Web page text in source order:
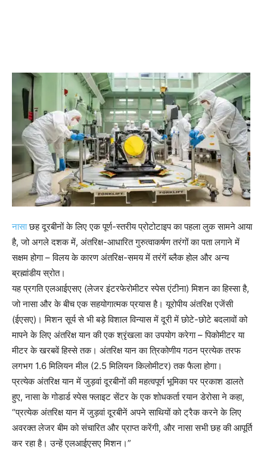
नासाछह दूरबीनों के लिए एक पूर्ण-स्तरीय प्रोटोटाइप का पहला लुक सामने आया
है, जो अगले दशक में, अंतरिक्ष-आधारित गुरुत्वाकर्षण तरंगों का पता लगाने में
सक्षम होगा – विलय के कारण अंतरिक्ष-समय में तरंगें ब्लैक होल और अन्य
ब्रह्मांडीय स्रोत।
यह प्रगति एलआईएसए (लेजर इंटरफेरोमीटर स्पेस एंटीना) मिशन का हिस्सा है,
जो नासा और के बीच एक सहयोगात्मक प्रयास है। यूरोपीय अंतरिक्ष एजेंसी
(ईएसए)। मिशन सूर्य से भी बड़े विशाल विन्यास में दूरी में छोटे-छोटे बदलावों को
मापने के लिए अंतरिक्ष यान की एक श्रृंखला का उपयोग करेगा – पिकोमीटर या
मीटर के खरबवें हिस्से तक। अंतरिक्ष यान का त्रिकोणीय गठन प्रत्येक तरफ
लगभग 1.6 मिलियन मील (2.5 मिलियन किलोमीटर) तक फैला होगा।
प्रत्येक अंतरिक्ष यान में जुड़वां दूरबीनों की महत्वपूर्ण भूमिका पर प्रकाश डालते
हुए, नासा के गोडार्ड स्पेस फ्लाइट सेंटर के एक शोधकर्ता रयान डेरोसा ने कहा,
“प्रत्येक अंतरिक्ष यान में जुड़वां दूरबीनें अपने साथियों को ट्रैक करने के लिए
अवरक्त लेजर बीम को संचारित और प्राप्त करेंगी, और नासा सभी छह की आपूर्ति
कर रहा है। उन्हें एलआईएसए मिशन।”